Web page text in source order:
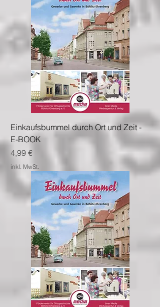
Einkaufsbummel durch Ort und Zeit -
E-BOOK
Preis
4,99 €
inkl. MwSt.